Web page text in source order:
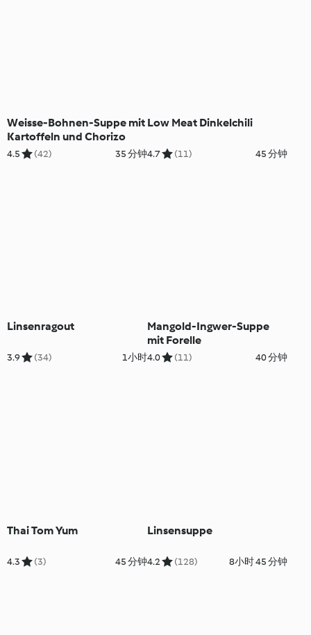
Weisse-Bohnen-Suppe mit
Kartoffeln und Chorizo
4.5 (42) 35 分钟
Low Meat Dinkelchili
4.7 (11) 45 分钟
Linsenragout
3.9 (34) 1小时
Mangold-Ingwer-Suppe
mit Forelle
4.0 (11) 40 分钟
Thai Tom Yum
4.3 (3) 45 分钟
Linsensuppe
4.2 (128) 8小时 45 分钟